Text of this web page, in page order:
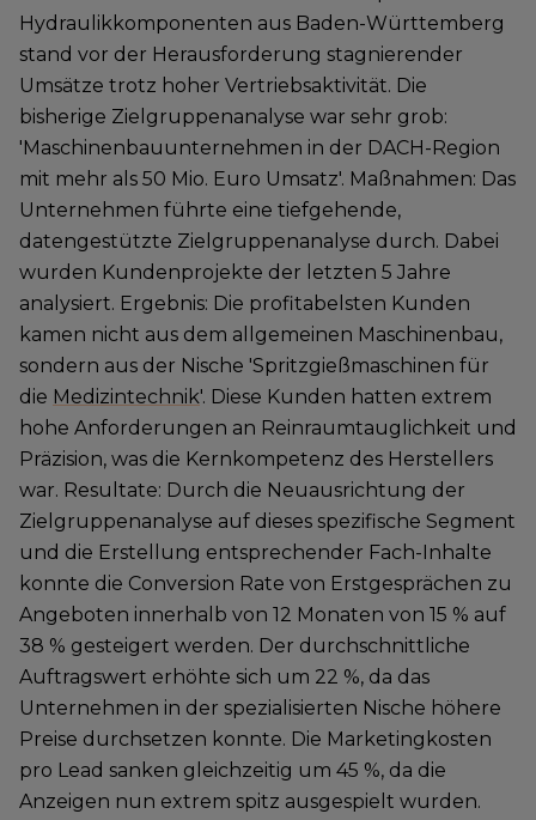
Hydraulikkomponenten aus Baden-Württemberg
stand vor der Herausforderung stagnierender
Umsätze trotz hoher Vertriebsaktivität. Die
bisherige Zielgruppenanalyse war sehr grob:
'Maschinenbauunternehmen in der DACH-Region
mit mehr als 50 Mio. Euro Umsatz'. Maßnahmen: Das
Unternehmen führte eine tiefgehende,
datengestützte Zielgruppenanalyse durch. Dabei
wurden Kundenprojekte der letzten 5 Jahre
analysiert. Ergebnis: Die profitabelsten Kunden
kamen nicht aus dem allgemeinen Maschinenbau,
sondern aus der Nische 'Spritzgießmaschinen für
die Medizintechnik'. Diese Kunden hatten extrem
hohe Anforderungen an Reinraumtauglichkeit und
Präzision, was die Kernkompetenz des Herstellers
war. Resultate: Durch die Neuausrichtung der
Zielgruppenanalyse auf dieses spezifische Segment
und die Erstellung entsprechender Fach-Inhalte
konnte die Conversion Rate von Erstgesprächen zu
Angeboten innerhalb von 12 Monaten von 15 % auf
38 % gesteigert werden. Der durchschnittliche
Auftragswert erhöhte sich um 22 %, da das
Unternehmen in der spezialisierten Nische höhere
Preise durchsetzen konnte. Die Marketingkosten
pro Lead sanken gleichzeitig um 45 %, da die
Anzeigen nun extrem spitz ausgespielt wurden.